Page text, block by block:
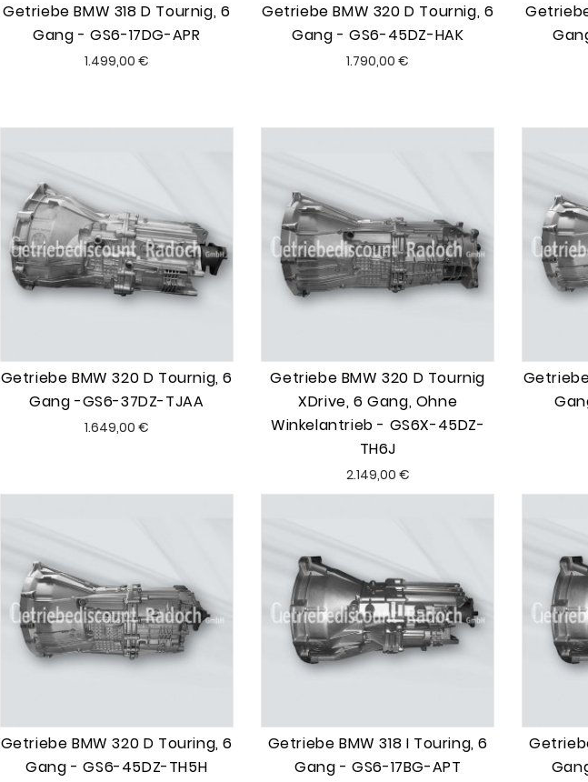
Getriebe BMW 318 D Tournig, 6
Gang - GS6-17DG-APR
1.499,00 €Preis
Getriebe BMW 320 D Tournig, 6
Gang - GS6-45DZ-HAK
1.790,00 €
Getriebe BMW 320 D Tournig, 6
Gang -GS6-37DZ-TJAA
1.649,00 €Preis
Getriebe BMW 320 D Tournig
XDrive, 6 Gang, Ohne
Winkelantrieb - GS6X-45DZ-
TH6J
2.149,00 €Preis
Getriebe BMW 320 D Touring, 6
Gang - GS6-45DZ-TH5H
Getriebe BMW 318 I Touring, 6
Gang - GS6-17BG-APT